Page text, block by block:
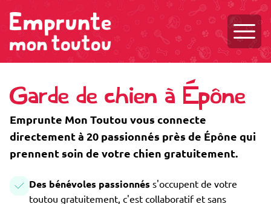
Garde de chien à Épône
Emprunte Mon Toutou vous connecte
directement à 20 passionnés près de Épône qui
prennent soin de votre chien gratuitement.
Des bénévoles passionnés s'occupent de votre
toutou gratuitement, c'est collaboratif et sans